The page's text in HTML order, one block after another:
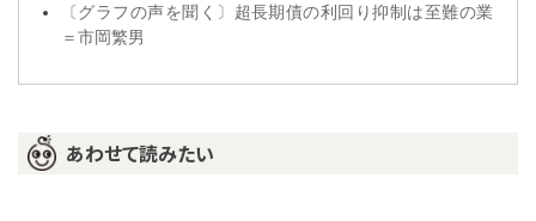
〔グラフの声を聞く〕超長期債の利回り抑制は至難の業
＝市岡繁男
あわせて読みたい